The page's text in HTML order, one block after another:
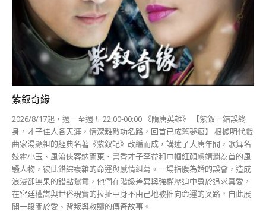
紫釵奇緣
2026/8/17起，週一至週五 22:00-00:00 《隋唐英雄》 【紫釵一錯誤終
身，才子佳人各天涯，情深難敵功名路，回首已成舊夢痕】 根據明代戲
曲家湯顯祖的經典名著《紫釵記》改編而成，講述了大唐年間，歌舞名
妓霍小玉、風流俠客納蘭東、書香才子李益和巾幗紅顏盧靖瀾為首的風
騷人物，彼此錯綜複雜的命運與感情糾葛。一場指腹為婚的誤會，造成
浪漫卻無果的錯點鴛鴦，他們在階級差異與強權壓迫中勇於追求真愛，
在宮廷權謀與世俗現實的拉扯中身不由己地被推向命運的叉路，自此展
開一段關於愛、背叛與救贖的傳奇故事。